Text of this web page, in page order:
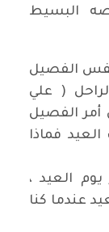
البسيط
الفصيل
( علي
الفصيل
فماذا
العيد ،
عندما كنا